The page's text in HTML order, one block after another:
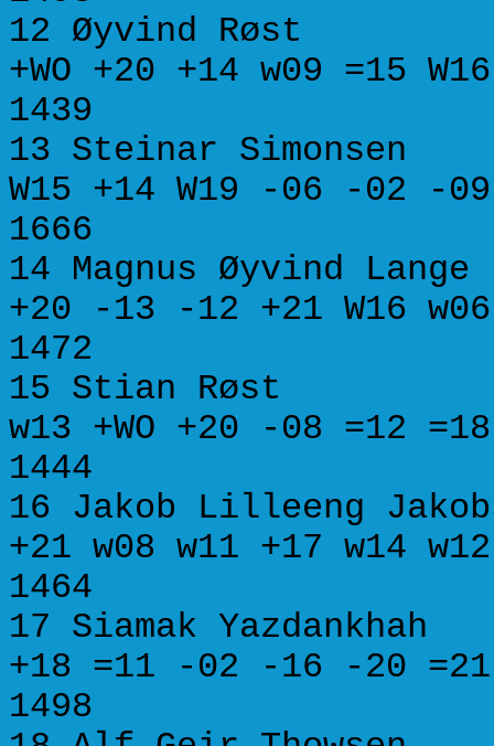
12 Øyvind
+WO +20 +14 w09
1439
13 Steinar
W15 +14 W19 -06 -
1666
14 Magnus Øyvind
+20 -13 -12 +21
1472
15 Stian Røst
w13 +WO +20 -08
1444
16 Jakob Lilleeng
+21 w08 w11 +17
1464
17 Siamak
+18 =11 -02 -16 -
1498